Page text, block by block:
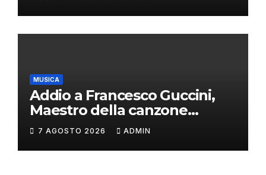
MUSICA
Addio a Francesco Guccini,
Maestro della canzone
d’autore
7 AGOSTO 2026 ADMIN